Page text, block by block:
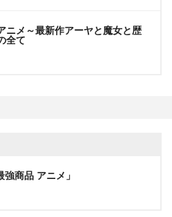
ニメ～最新作アーヤと魔女と歴
全て
商品 アニメ」